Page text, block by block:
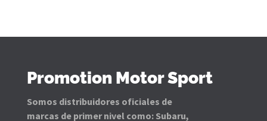
Promotion Motor Sport
Somos distribuidores oficiales de
marcas de primer nivel como: Subaru,